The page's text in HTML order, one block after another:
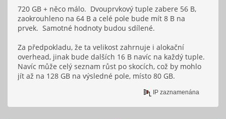
720 GB + něco málo. Dvouprvkový tuple zabere 56 B,
zaokrouhleno na 64 B a celé pole bude mít 8 B na
prvek. Samotné hodnoty budou sdílené.
Za předpokladu, že ta velikost zahrnuje i alokační
overhead, jinak bude dalších 16 B navíc na každý tuple.
Navíc může celý seznam růst po skocích, což by mohlo
jít až na 128 GB na výsledné pole, místo 80 GB.
IP zaznamenána